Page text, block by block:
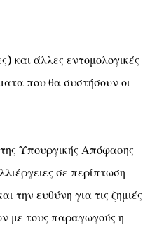
και άλλες εντομολογικές
που θα συστήσουν οι
Υπουργικής Απόφασης
σε περίπτωση
ευθύνη για τις ζημιές
με τους παραγωγούς η